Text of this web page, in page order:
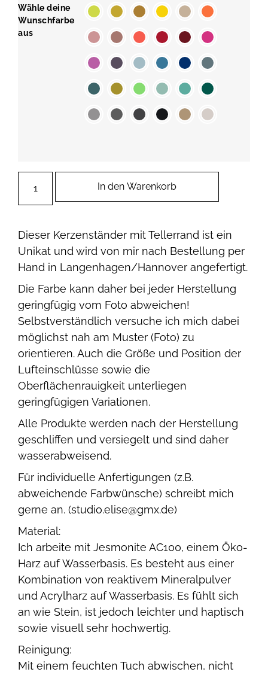
Wähle deine
Wunschfarbe
aus
In den Warenkorb
Dieser Kerzenständer mit Tellerrand ist ein
Unikat und wird von mir nach Bestellung per
Hand in Langenhagen/Hannover angefertigt.
Die Farbe kann daher bei jeder Herstellung
geringfügig vom Foto abweichen!
Selbstverständlich versuche ich mich dabei
möglichst nah am Muster (Foto) zu
orientieren. Auch die Größe und Position der
Lufteinschlüsse sowie die
Oberflächenrauigkeit unterliegen
geringfügigen Variationen.
Alle Produkte werden nach der Herstellung
geschliffen und versiegelt und sind daher
wasserabweisend.
Für individuelle Anfertigungen (z.B.
abweichende Farbwünsche) schreibt mich
gerne an. (studio.elise@gmx.de)
Material:
Ich arbeite mit Jesmonite AC100, einem Öko-
Harz auf Wasserbasis. Es besteht aus einer
Kombination von reaktivem Mineralpulver
und Acrylharz auf Wasserbasis. Es fühlt sich
an wie Stein, ist jedoch leichter und haptisch
sowie visuell sehr hochwertig.
Reinigung:
Mit einem feuchten Tuch abwischen, nicht